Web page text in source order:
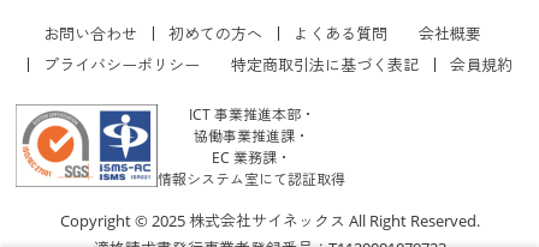
お問い合わせ 初めての方へ よくある質問
会社概要
プライバシーポリシー
特定商取引法に基づく表記 会員規約
ICT 事業推進本部・
協働事業推進課・
EC 業務課・
情報システム室にて認証取得
Copyright © 2025 株式会社サイネックス All Right Reserved.